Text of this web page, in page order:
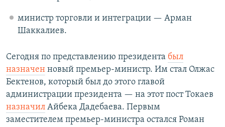
министр торговли и интеграции — Арман
Шаккалиев.
Сегодня по представлению президента был
назначен новый премьер-министр. Им стал Олжас
Бектенов, который был до этого главой
администрации президента — на этот пост Токаев
назначил Айбека Дадебаева. Первым
заместителем премьер-министра остался Роман